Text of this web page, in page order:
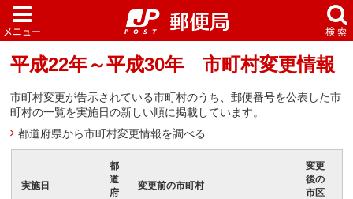
平成22年～平成30年 市町村変更情報
市町村変更が告示されている市町村のうち、郵便番号を公表した市
町村の一覧を実施日の新しい順に掲載しています。
都道府県から市町村変更情報を調べる
実施日
都
道
府
変更前の市町村
変更
後の
市区